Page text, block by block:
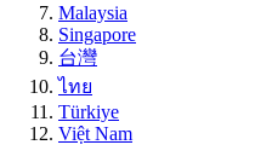
Malaysia
Singapore
台灣
ไทย
Türkiye
Việt Nam